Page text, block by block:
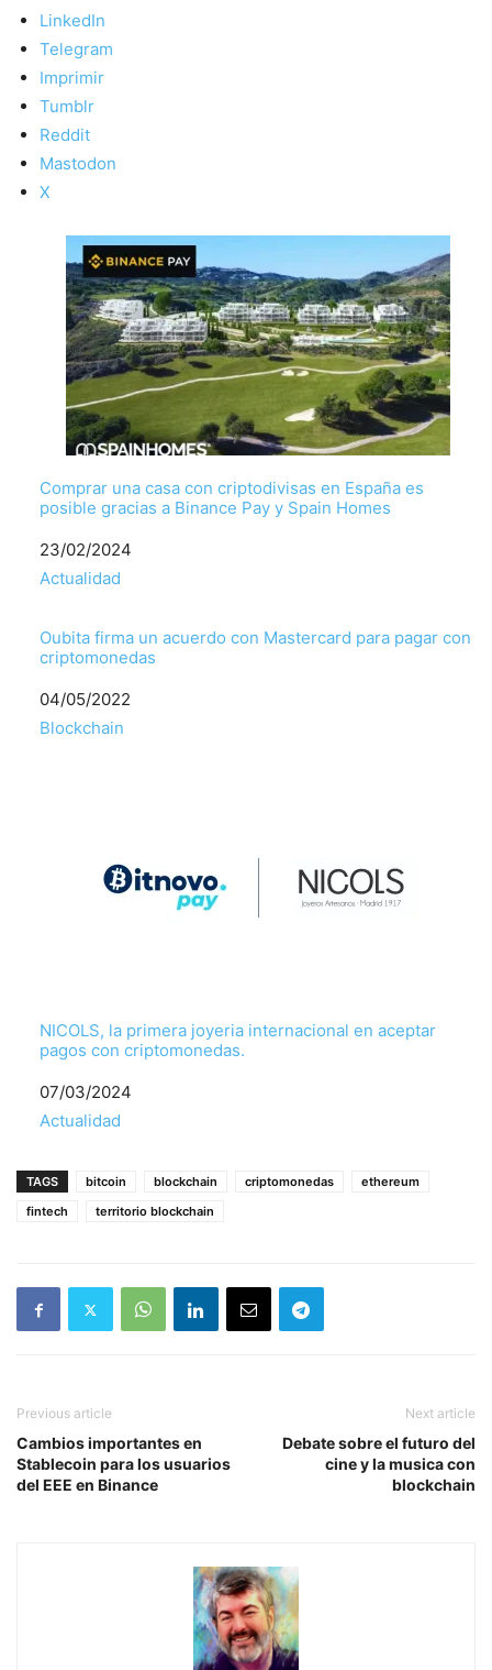
LinkedIn
Telegram
Imprimir
Tumblr
Reddit
Mastodon
X
Comprar una casa con criptodivisas en España es
posible gracias a Binance Pay y Spain Homes
Fecha
23/02/2024
Respecto a
Actualidad
Oubita firma un acuerdo con Mastercard para pagar con
criptomonedas
Fecha
04/05/2022
Respecto a
Blockchain
NICOLS, la primera joyeria internacional en aceptar
pagos con criptomonedas.
Fecha
07/03/2024
Respecto a
Actualidad
TAGS bitcoin blockchain criptomonedas
ethereum
fintech
territorio blockchain
Previous article
Cambios importantes en
Stablecoin para los usuarios
del EEE en Binance
Next article
Debate sobre el futuro del
cine y la musica con
blockchain